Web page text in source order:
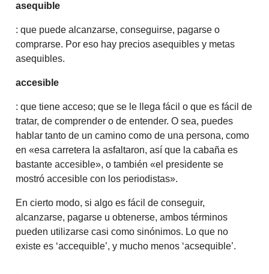
asequible
: que puede alcanzarse, conseguirse, pagarse o
comprarse. Por eso hay precios asequibles y metas
asequibles.
accesible
: que tiene acceso; que se le llega fácil o que es fácil de
tratar, de comprender o de entender. O sea, puedes
hablar tanto de un camino como de una persona, como
en «esa carretera la asfaltaron, así que la cabaña es
bastante accesible», o también «el presidente se
mostró accesible con los periodistas».
En cierto modo, si algo es fácil de conseguir,
alcanzarse, pagarse u obtenerse, ambos términos
pueden utilizarse casi como sinónimos. Lo que no
existe es ‘accequible’, y mucho menos ‘acsequible’.